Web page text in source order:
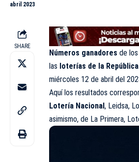
abril 2023
SHARE
Números ganadores de
las loterías de la
miércoles 12 de abril del
Aquí los resultados
Lotería Nacional, Leidsa,
asimismo, de La Primera,